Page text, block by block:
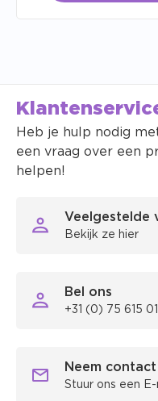
Heb je hulp nodig
een vraag over een
helpen!
Veelgestelde
Bekijk ze hier
Bel ons
+31 (0) 75 615
Neem
Stuur ons een E-